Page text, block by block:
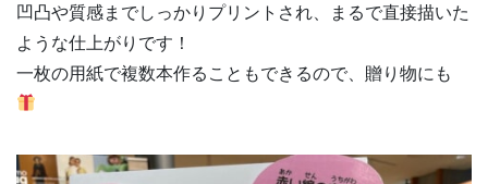
凹凸や質感までしっかりプリントされ、まるで直接描いた
ような仕上がりです！
一枚の用紙で複数本作ることもできるので、贈り物にも